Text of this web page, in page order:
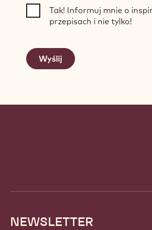
new
window)
a
new
Tak! Informuj mnie o
przepisach i nie tylko!
NEWSLETTER